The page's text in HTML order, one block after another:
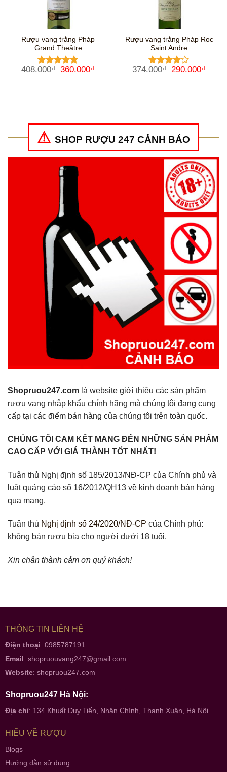
Rượu vang trắng Pháp
Grand Theâtre
Được xếp
408.000₫ Giá
360.000₫
Rượu vang trắng Pháp Roc
Saint Andre
Được
374.000₫ Giá
290.000₫
SHOP RƯỢU 247 CẢNH BÁO
Shopruou247.com là website giới thiệu các sản phẩm
rượu vang nhập khẩu chính hãng mà chúng tôi đang cung
cấp tại các điểm bán hàng của chúng tôi trên toàn quốc.
CHÚNG TÔI CAM KẾT MANG ĐẾN NHỮNG SẢN PHẨM
CAO CẤP VỚI GIÁ THÀNH TỐT NHẤT!
Tuân thủ Nghị định số 185/2013/NĐ-CP của Chính phủ và
luật quảng cáo số 16/2012/QH13 về kinh doanh bán hàng
qua mạng.
Tuân thủ Nghị định số 24/2020/NĐ-CP của Chính phủ:
không bán rượu bia cho người dưới 18 tuổi.
Xin chân thành cảm ơn quý khách!
THÔNG TIN LIÊN HỆ
Điện thoại: 0985787191
Email: shopruouvang247@gmail.com
Website: shopruou247.com
Shopruou247 Hà Nội:
Địa chỉ: 134 Khuất Duy Tiến, Nhân Chính, Thanh Xuân, Hà Nội
HIỂU VỀ RƯỢU
Blogs
Hướng dẫn sử dụng